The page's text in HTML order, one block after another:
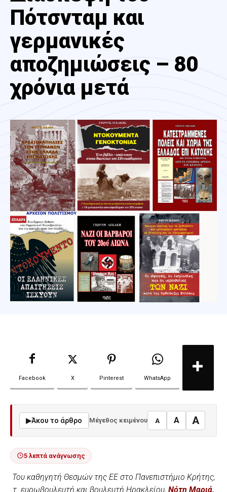
Πότσνταμ και
γερμανικές
αποζημιώσεις – 80
χρόνια μετά
Facebook X Pinterest WhatsApp
▶Άκου το άρθρο Μέγεθος κειμένου A A A
5 λεπτά ανάγνωσης
Του καθηγητή Θεσμών της ΕΕ στο Πανεπιστήμιο Κρήτης,
τ. ευρωβουλευτή και βουλευτή Ηρακλείου, Νότη Μαριά,